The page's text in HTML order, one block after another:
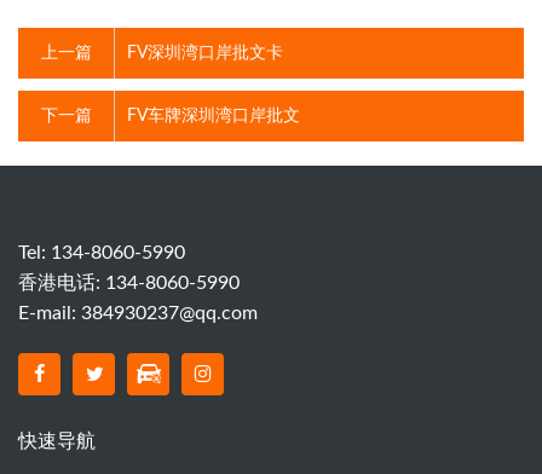
上一篇 FV深圳湾口岸批文卡
FV车牌深圳湾口岸批文
下一篇
Tel: 134-8060-5990
香港电话: 134-8060-5990
E-mail: 384930237@qq.com
快速导航